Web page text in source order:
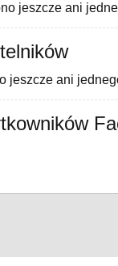
jeszcze ani
jeszcze ani